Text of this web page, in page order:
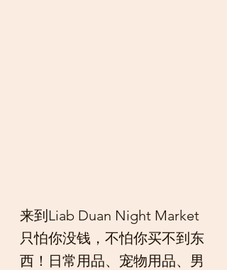
来到Liab Duan Night Market
只怕你没钱，不怕你买不到东
西！日常用品、宠物用品、男